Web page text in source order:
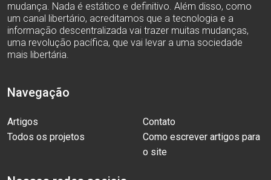
mudança. Nada é estático e definitivo. Além disso, como
um canal libertário, acreditamos que a tecnologia e a
informação descentralizada vai trazer muitas mudanças,
uma revolução pacífica, que vai levar a uma sociedade
mais libertária.
Navegação
Artigos
Contato
Todos os projetos
Como escrever artigos para
o site